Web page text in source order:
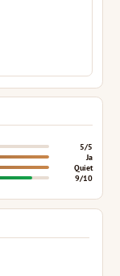
5/5
Ja
Quiet
9/10